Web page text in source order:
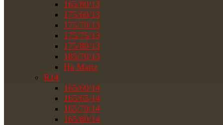
165/80/13
175/60/13
175/70/13
175/75/13
175/80/13
185/70/13
На Matiz
R14
165/60/14
165/65/14
165/70/14
165/80/14